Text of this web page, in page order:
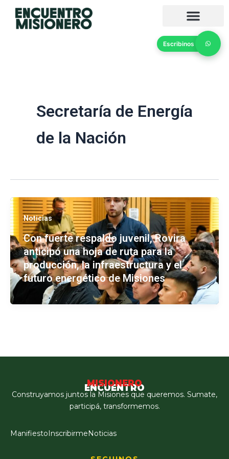
Secretaría de Energía
de la Nación
Noticias
Con fuerte respaldo juvenil, Rovira
anticipó una hoja de ruta para la
producción, la infraestructura y el
futuro energético de Misiones
ENCUENTRO
MISIONERO
Construyamos juntos la Misiones que queremos. Sumate,
participá, transformemos.
ManifiestoInscribirmeNoticias
Escribinos